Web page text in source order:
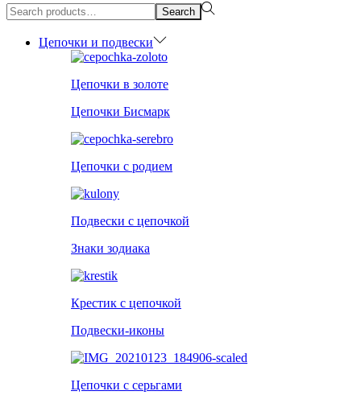
Search
for:>
Search
Цепочки и подвески
Цепочки в золоте
Цепочки Бисмарк
Цепочки с родием
Подвески с цепочкой
Знаки зодиака
Крестик с цепочкой
Подвески-иконы
Цепочки с серьгами